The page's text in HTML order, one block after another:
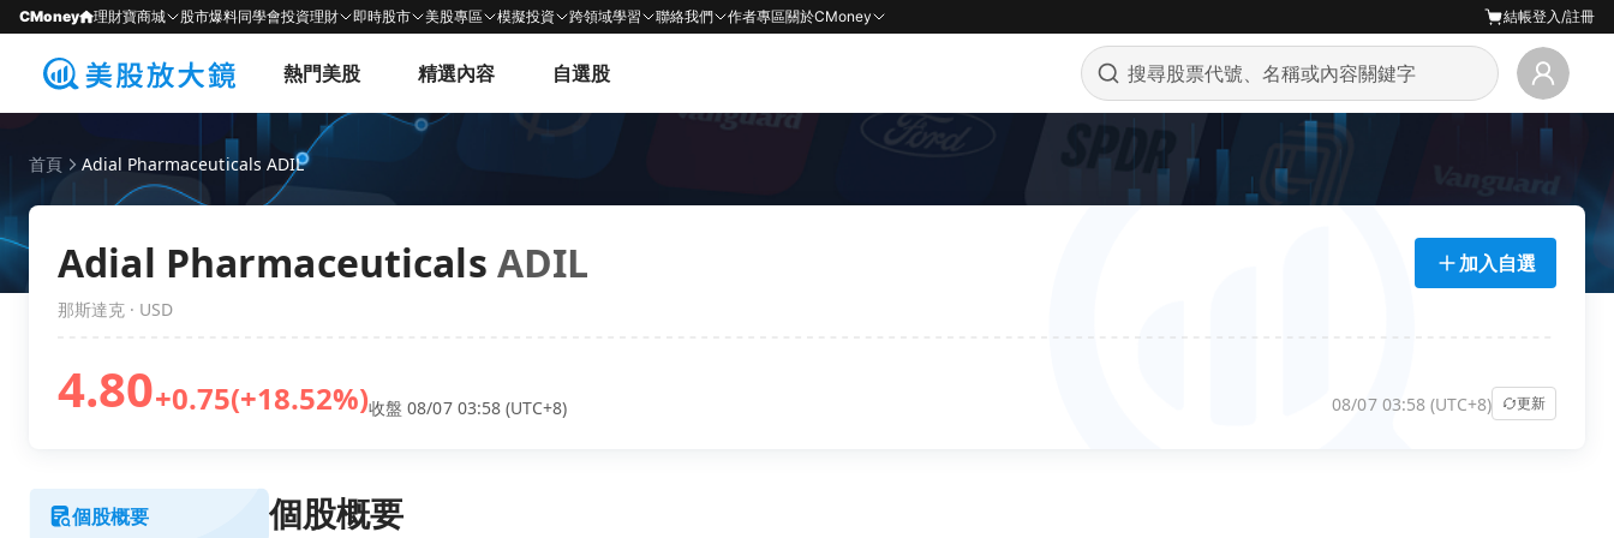
CMoney 理財寶商城 股市爆料同學會投資理財 即時股市 美股專區 模擬投資 跨領域學習 聯絡我們 作者專區關於CMoney 結帳登入/註冊
熱門美股 精選內容 自選股
首頁 Adial Pharmaceuticals ADIL
Adial Pharmaceuticals ADIL 加入自選
那斯達克 · USD
4.80+0.75(+18.52%)收盤 08/07 03:58 (UTC+8) 08/07 03:58 (UTC+8) 更新
個股概要 個股概要